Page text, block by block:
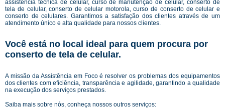
assistência técnica de celular, curso de manutenção de celular, conserto de
tela de celular, conserto de celular motorola, curso de conserto de celular e
conserto de celulares. Garantimos a satisfação dos clientes através de um
atendimento único e alta qualidade para nossos clientes.
Você está no local ideal para quem procura por
conserto de tela de celular.
A missão da Assistência em Foco é resolver os problemas dos equipamentos
dos clientes com eficiência, transparência e agilidade, garantindo a qualidade
na execução dos serviços prestados.
Saiba mais sobre nós, conheça nossos outros serviços: